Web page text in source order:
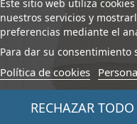
Este sitio web utiliza
nuestros servicios y
preferencias mediante el
Para dar su consentimiento
Política de cookies
RECHAZAR TODO